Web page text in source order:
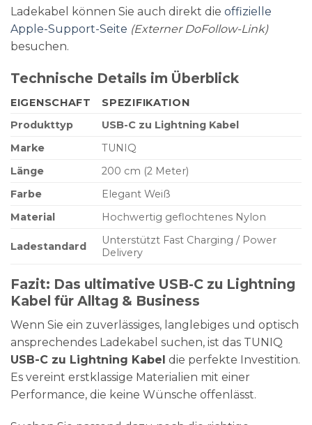
Ladekabel können Sie auch direkt die offizielle
Apple-Support-Seite (Externer DoFollow-Link)
besuchen.
Technische Details im Überblick
EIGENSCHAFT
SPEZIFIKATION
Produkttyp
USB-C zu Lightning Kabel
Marke
TUNIQ
Länge
200 cm (2 Meter)
Farbe
Elegant Weiß
Material
Hochwertig geflochtenes Nylon
Ladestandard
Unterstützt Fast Charging / Power
Delivery
Fazit: Das ultimative USB-C zu Lightning
Kabel für Alltag & Business
Wenn Sie ein zuverlässiges, langlebiges und optisch
ansprechendes Ladekabel suchen, ist das TUNIQ
USB-C zu Lightning Kabel die perfekte Investition.
Es vereint erstklassige Materialien mit einer
Performance, die keine Wünsche offenlässt.